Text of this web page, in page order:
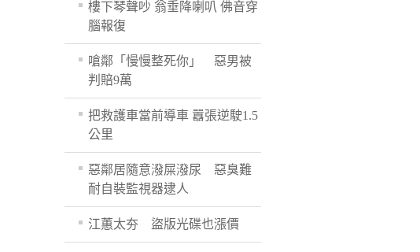
樓下琴聲吵 翁垂降喇叭 佛音穿
腦報復
嗆鄰「慢慢整死你」 惡男被
判賠9萬
把救護車當前導車 囂張逆駛1.5
公里
惡鄰居隨意潑屎潑尿 惡臭難
耐自裝監視器逮人
江蕙太夯 盜版光碟也漲價